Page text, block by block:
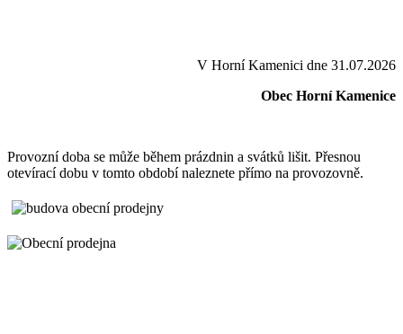
V Horní Kamenici dne 31.07.2026
Obec Horní Kamenice
Provozní doba se může během prázdnin a svátků lišit. Přesnou
otevírací dobu v tomto období naleznete přímo na provozovně.